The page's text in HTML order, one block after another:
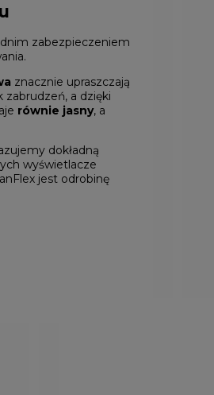
zabezpieczeniem
znacznie upraszczają
a dzięki
równie jasny, a
dokładną
wyświetlacze
jest odrobinę